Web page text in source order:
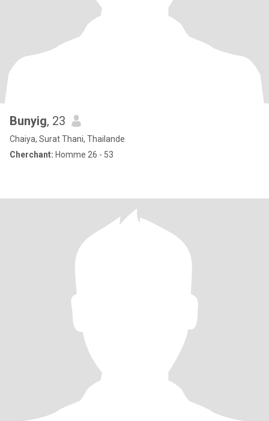
Bunyig, 23
Chaiya, Surat Thani, Thailande
Cherchant: Homme 26 - 53